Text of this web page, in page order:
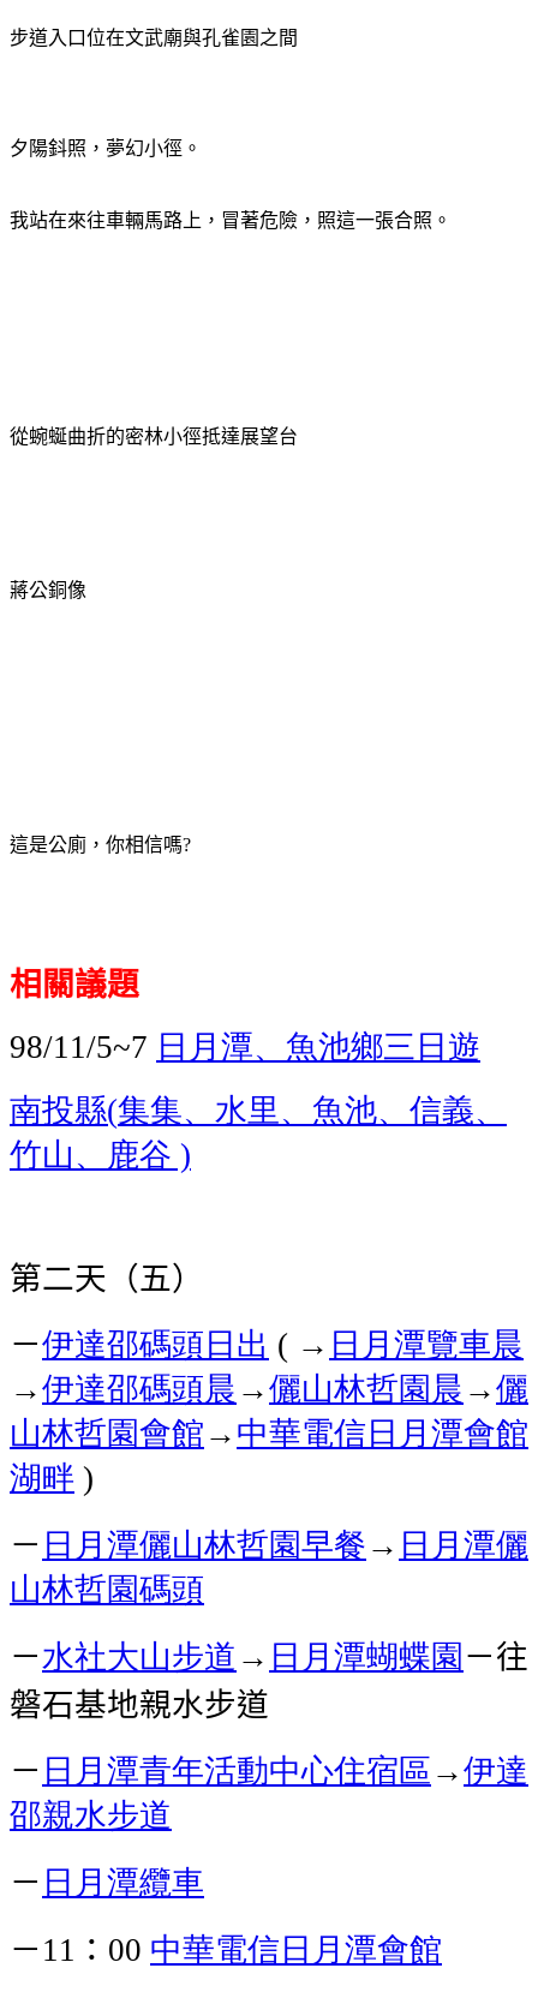
步道入口位在文武廟與孔雀園之間
夕陽鈄照，夢幻小徑。
我站在來往車輛馬路上，冒著危險，照這一張合照。
從蜿蜒曲折的密林小徑抵達展望台
蔣公銅像
這是公廁，你相信嗎?
相關議題
98/11/5~7 日月潭、魚池鄉三日遊
南投縣(集集、水里、魚池、信義、
竹山、鹿谷 )
第二天（五）
－伊達邵碼頭日出 ( → 日月潭覽車晨
→伊達邵碼頭晨→儷山林哲園晨→儷
山林哲園會館→中華電信日月潭會館
湖畔 )
－ 日月潭儷山林哲園早餐→ 日月潭儷
山林哲園碼頭
－水社大山步道→ 日月潭蝴蝶園－往
磐石基地親水步道
－ 日月潭青年活動中心住宿區→伊達
邵親水步道
－ 日月潭纜車
－ 11 ： 00 中華電信日月潭會館